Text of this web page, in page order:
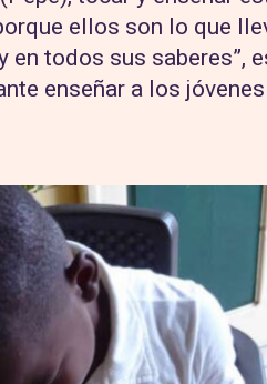
ellos son lo que
todos sus saberes”,
enseñar a los